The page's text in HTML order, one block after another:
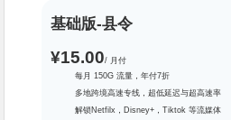
基础版-县令
¥15.00/ 月付
每月 150G 流量，年付7折
多地跨境高速专线，超低延迟与超高速率
解锁Netfilx，Disney+，Tiktok 等流媒体